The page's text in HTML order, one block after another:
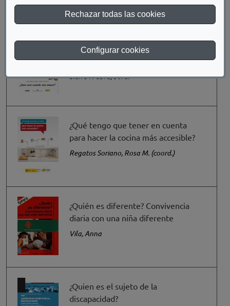
Rechazar todas las cookies
Configurar cookies
¿Qué seré cuando sea mayor?
Sierra i Fabra, Jordi
¿Qué tengo que tener en cuenta
para hacer la cocina más accesible?
Regatos Soriano, Rosa M. (coord.)
¿Quién es diferente? Convivencia
diaria con una niña diferente
Vila, Anna
¿Quien es el sujeto de la
discapacidad?